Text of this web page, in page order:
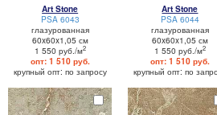
Art Stone
PSA 6043
глазурованная
60x60x1,05 см
1 550 руб./м2
опт: 1 510 руб.
крупный опт: по запросу
Art Stone
PSA 6044
глазурованная
60x60x1,05 см
1 550 руб./м2
опт: 1 510 руб.
крупный опт: по